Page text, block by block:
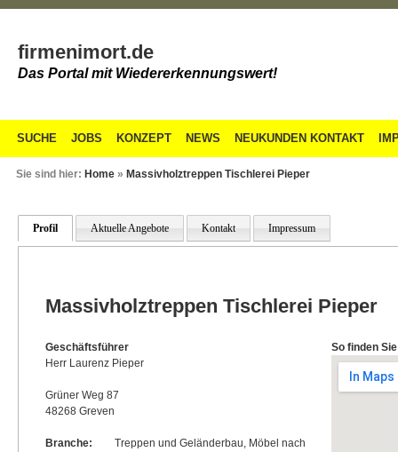
firmenimort.de
Das Portal mit Wiedererkennungswert!
SUCHE JOBS KONZEPT NEWS NEUKUNDEN KONTAKT
Sie sind hier: Home » Massivholztreppen Tischlerei Pieper
Profil Aktuelle Angebote Kontakt Impressum
Massivholztreppen Tischlerei Pieper
Geschäftsführer
Herr Laurenz Pieper
Grüner Weg 87
48268 Greven
Branche:
Treppen und Geländerbau, Möbel nach
So finden